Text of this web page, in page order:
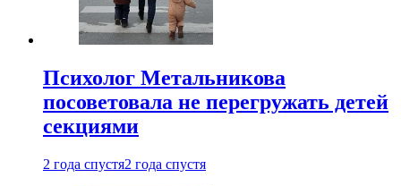
Психолог Метальникова
посоветовала не перегружать детей
секциями
2 года спустя2 года спустя